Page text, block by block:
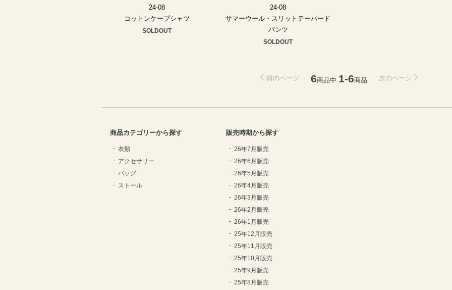
24-08
コットンケープシャツ
SOLDOUT
24-08
サマーウール・スリットテーパード
パンツ
SOLDOUT
前のページ 6商品中 1-6商品 次のページ
商品カテゴリーから探す
衣類
アクセサリー
バッグ
ストール
販売時期から探す
26年7月販売
26年6月販売
26年5月販売
26年4月販売
26年3月販売
26年2月販売
26年1月販売
25年12月販売
25年11月販売
25年10月販売
25年9月販売
25年8月販売